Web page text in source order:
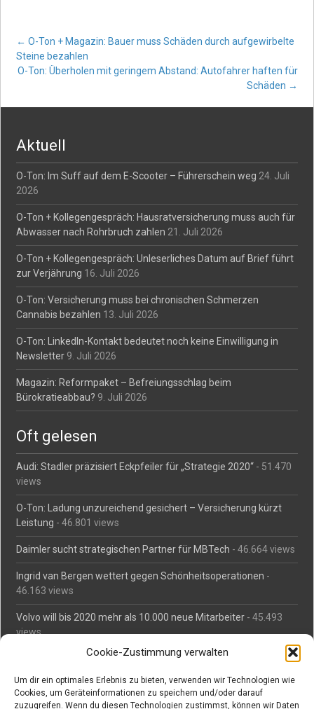
Cookie-Zustimmung verwalten
Um dir ein optimales Erlebnis zu bieten, verwenden wir Technologien wie
Cookies, um Geräteinformationen zu speichern und/oder darauf
zuzugreifen. Wenn du diesen Technologien zustimmst, können wir Daten
Post
navigation
← O-Ton + Magazin: Bauer muss Schäden durch aufgewirbelte
Steine bezahlen
O-Ton: Überholen mit geringem Abstand: Autofahrer haften für
Schäden →
Aktuell
O-Ton: Im Suff auf dem E-Scooter – Führerschein weg 24. Juli
2026
O-Ton + Kollegengespräch: Hausratversicherung muss auch für
Abwasser nach Rohrbruch zahlen 21. Juli 2026
O-Ton + Kollegengespräch: Unleserliches Datum auf Brief führt
zur Verjährung 16. Juli 2026
O-Ton: Versicherung muss bei chronischen Schmerzen
Cannabis bezahlen 13. Juli 2026
O-Ton: LinkedIn-Kontakt bedeutet noch keine Einwilligung in
Newsletter 9. Juli 2026
Magazin: Reformpaket – Befreiungsschlag beim
Bürokratieabbau? 9. Juli 2026
Oft gelesen
Audi: Stadler präzisiert Eckpfeiler für „Strategie 2020“ - 51.470
views
O-Ton: Ladung unzureichend gesichert – Versicherung kürzt
Leistung - 46.801 views
Daimler sucht strategischen Partner für MBTech - 46.664 views
Ingrid van Bergen wettert gegen Schönheitsoperationen -
46.163 views
Volvo will bis 2020 mehr als 10.000 neue Mitarbeiter - 45.493
views
Mäßiges Interesse an Daimlers MBtech- 44.716 views
O-Ton: Wer muss Schaden für abgedriftete Silvesterraketen
zahlen? - 42.379 views